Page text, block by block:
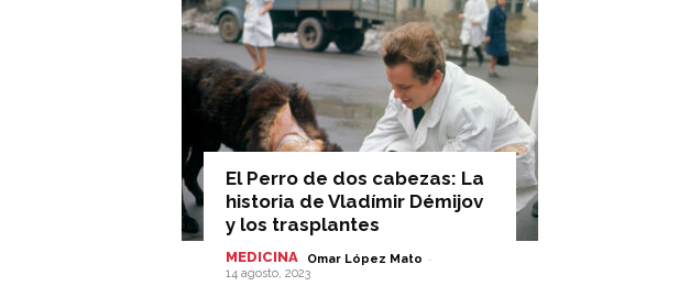
El Perro de dos cabezas: La
historia de Vladímir Démijov
y los trasplantes
MEDICINA Omar López Mato -
14 agosto, 2023